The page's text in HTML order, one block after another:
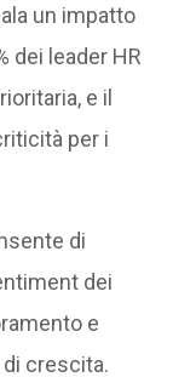
un impatto
dei leader HR
e il
per i
di
dei
e
crescita.